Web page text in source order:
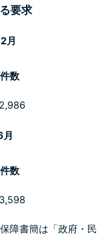
要求
月
数
月
数
障書簡は「政府・民